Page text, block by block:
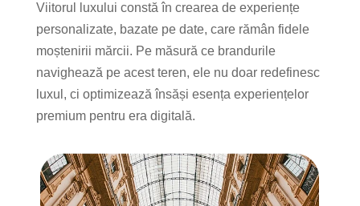
Viitorul luxului constă în crearea de experiențe
personalizate, bazate pe date, care rămân fidele
moștenirii mărcii. Pe măsură ce brandurile
navighează pe acest teren, ele nu doar redefinesc
luxul, ci optimizează însăși esența experiențelor
premium pentru era digitală.